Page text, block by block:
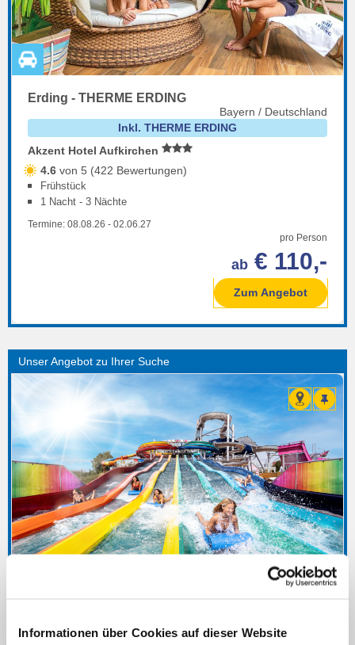
Informationen über Cookies auf dieser Website
Erding - THERME ERDING
Bayern / Deutschland
Inkl. THERME ERDING
Akzent Hotel Aufkirchen
4.6 von 5 (422 Bewertungen)
Frühstück
1 Nacht - 3 Nächte
Termine: 08.08.26 - 02.06.27
pro Person
ab € 110,-
Zum Angebot
Bayern / Deutschland